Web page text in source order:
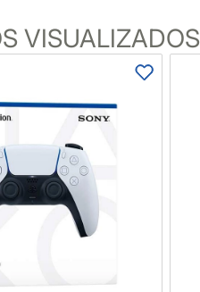
VISUALIZADOS